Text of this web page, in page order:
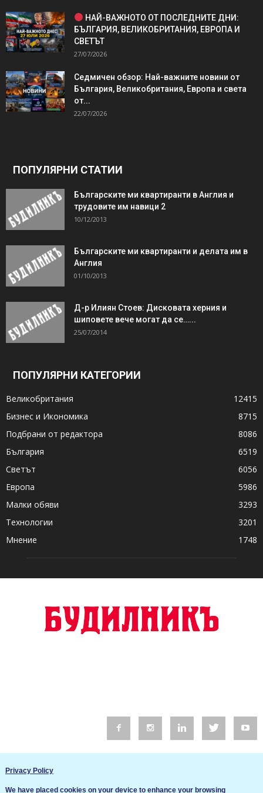
НАЙ-ВАЖНОТО ОТ ПОСЛЕДНИТЕ ДНИ:
БЪЛГАРИЯ, ВЕЛИКОБРИТАНИЯ, ЕВРОПА И
СВЕТЪТ
27/07/2026
Седмичен обзор: Най-важните новини от
България, Великобритания, Европа и света
от...
22/07/2026
ПОПУЛЯРНИ СТАТИИ
Българските ми квартиранти в Англия и
трудовите им навици 2
10/12/2013
Българските ми квартиранти и делата им в
Англия
01/10/2013
Д-р Илиян Стоев: Дисковата херния и
шиповете вече могат да се…...
25/07/2014
ПОПУЛЯРНИ КАТЕГОРИИ
Великобритания
12415
Бизнес и Икономика
8715
Подбрани от редактора
8086
България
6519
Светът
6056
Европа
5986
Малки обяви
3293
Технологии
3201
Мнение
1748
Privacy Policy
We have placed cookies on your device to enhance your browsing